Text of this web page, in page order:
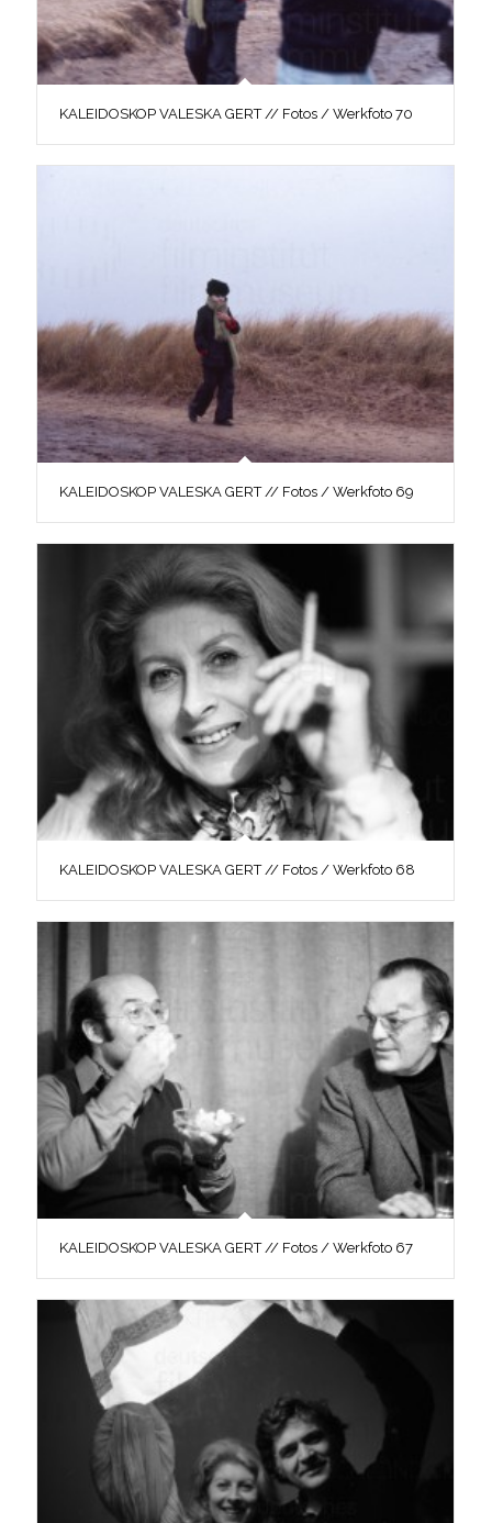
KALEIDOSKOP VALESKA GERT // Fotos / Werkfoto 70
KALEIDOSKOP VALESKA GERT // Fotos / Werkfoto 69
KALEIDOSKOP VALESKA GERT // Fotos / Werkfoto 68
KALEIDOSKOP VALESKA GERT // Fotos / Werkfoto 67